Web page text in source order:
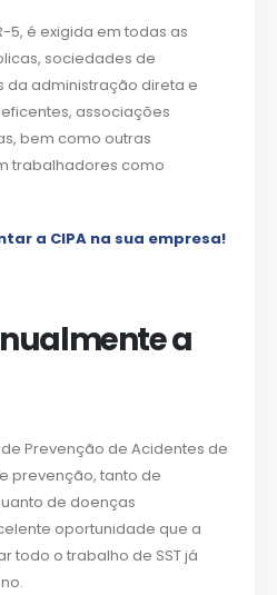
5, é exigida em todas as
sociedades de
da administração direta e
associações
bem como outras
trabalhadores como
a CIPA na sua empresa!
a
de Prevenção de Acidentes de
prevenção, tanto de
de doenças
oportunidade que a
todo o trabalho de SST já